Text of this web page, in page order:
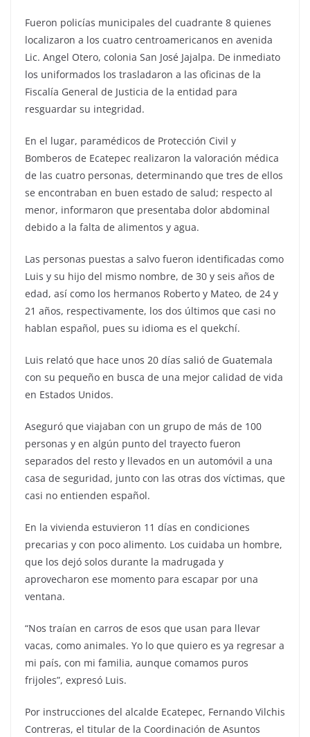
Fueron policías municipales del cuadrante 8 quienes
localizaron a los cuatro centroamericanos en avenida
Lic. Angel Otero, colonia San José Jajalpa. De inmediato
los uniformados los trasladaron a las oficinas de la
Fiscalía General de Justicia de la entidad para
resguardar su integridad.
En el lugar, paramédicos de Protección Civil y
Bomberos de Ecatepec realizaron la valoración médica
de las cuatro personas, determinando que tres de ellos
se encontraban en buen estado de salud; respecto al
menor, informaron que presentaba dolor abdominal
debido a la falta de alimentos y agua.
Las personas puestas a salvo fueron identificadas como
Luis y su hijo del mismo nombre, de 30 y seis años de
edad, así como los hermanos Roberto y Mateo, de 24 y
21 años, respectivamente, los dos últimos que casi no
hablan español, pues su idioma es el quekchí.
Luis relató que hace unos 20 días salió de Guatemala
con su pequeño en busca de una mejor calidad de vida
en Estados Unidos.
Aseguró que viajaban con un grupo de más de 100
personas y en algún punto del trayecto fueron
separados del resto y llevados en un automóvil a una
casa de seguridad, junto con las otras dos víctimas, que
casi no entienden español.
En la vivienda estuvieron 11 días en condiciones
precarias y con poco alimento. Los cuidaba un hombre,
que los dejó solos durante la madrugada y
aprovecharon ese momento para escapar por una
ventana.
“Nos traían en carros de esos que usan para llevar
vacas, como animales. Yo lo que quiero es ya regresar a
mi país, con mi familia, aunque comamos puros
frijoles”, expresó Luis.
Por instrucciones del alcalde Ecatepec, Fernando Vilchis
Contreras, el titular de la Coordinación de Asuntos